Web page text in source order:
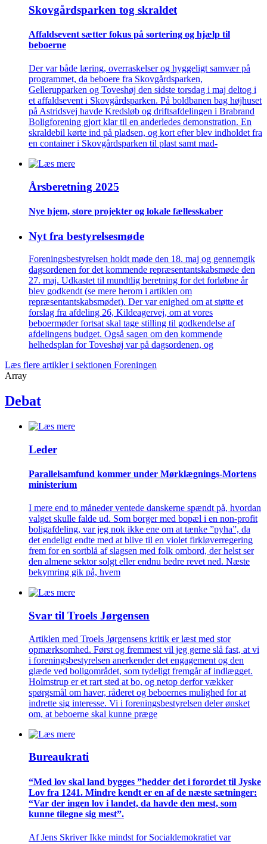
Skovgårds­parken tog skraldet
Affaldsevent sætter fokus på sortering og hjælp til
beboerne
Der var både læring, overraskelser og hyggeligt samvær på
programmet, da beboere fra Skovgårdsparken,
Gellerupparken og Toveshøj den sidste torsdag i maj deltog i
et affaldsevent i Skovgårdsparken. På boldbanen bag højhuset
på Astridsvej havde Kredsløb og driftsafdelingen i Brabrand
Boligforening gjort klar til en anderledes demonstration. En
skraldebil kørte ind på pladsen, og kort efter blev indholdet fra
en container i Skovgårdsparken til plast samt mad-
Årsberetning 2025
Nye hjem, store projekter og lokale fælles­skaber
Nyt fra bestyrelsesmøde
Foreningsbestyrelsen holdt møde den 18. maj og gennemgik
dagsordenen for det kommende repræsentantskabsmøde den
27. maj. Udkastet til mundtlig beretning for det forløbne år
blev godkendt (se mere herom i artiklen om
repræsentantskabsmødet). Der var enighed om at støtte et
forslag fra afdeling 26, Kildeagervej, om at vores
beboermøder fortsat skal tage stilling til godkendelse af
afdelingens budget. Også sagen om den kommende
helhedsplan for Toveshøj var på dagsordenen, og
Læs flere artikler i sektionen Foreningen
Array
Debat
Leder
Parallelsamfund kommer under Mørklægnings-Mortens
ministerium
I mere end to måneder ventede danskerne spændt på, hvordan
valget skulle falde ud. Som borger med bopæl i en non-profit
boligafdeling, var jeg nok ikke ene om at tænke ”pyha”, da
det endeligt endte med at blive til en violet firkløverregering
frem for en sortblå af slagsen med folk ombord, der helst ser
den almene sektor solgt eller endnu bedre revet ned. Næste
bekymring gik på, hvem
Svar til Troels Jørgensen
Artiklen med Troels Jørgensens kritik er læst med stor
opmærksomhed. Først og fremmest vil jeg gerne slå fast, at vi
i foreningsbestyrelsen anerkender det engagement og den
glæde ved boligområdet, som tydeligt fremgår af indlægget.
Holmstrup er et rart sted at bo, og netop derfor vækker
spørgsmål om haver, råderet og beboernes mulighed for at
indrette sig interesse. Vi i foreningsbestyrelsen deler ønsket
om, at beboerne skal kunne præge
Bureaukrati
“Med lov skal land bygges ”hedder det i forordet til Jyske
Lov fra 1241. Mindre kendt er en af de næste sætninger:
“Var der ingen lov i landet, da havde den mest, som
kunne tilegne sig mest”.
Af Jens Skriver Ikke mindst for Socialdemokratiet var